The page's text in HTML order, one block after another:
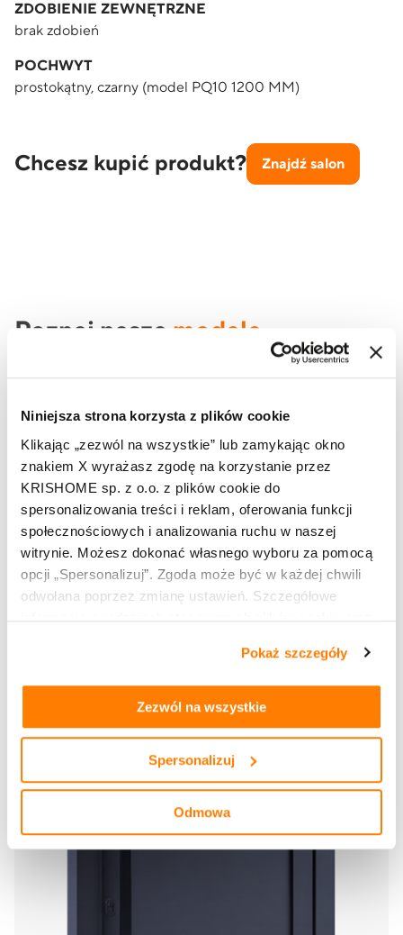
Niniejsza strona korzysta z plików cookie
Klikając „zezwól na wszystkie” lub zamykając okno
znakiem X wyrażasz zgodę na korzystanie przez
KRISHOME sp. z o.o. z plików cookie do
spersonalizowania treści i reklam, oferowania funkcji
społecznościowych i analizowania ruchu w naszej
witrynie. Możesz dokonać własnego wyboru za pomocą
opcji „Spersonalizuj”. Zgoda może być w każdej chwili
odwołana poprzez zmianę ustawień. Szczegółowe
informacje o rodzajach stosowanych plików cookie oraz
tym, jak korzystasz z naszej witryny, znajdziesz w
zakładkach „szczegóły”, „o plikach cookie” orazPolityce
prywatności i cookies.
Pokaż szczegóły
Zezwól na wszystkie
Spersonalizuj
Odmowa
ZDOBIENIE ZEWNĘTRZNE
brak zdobień
POCHWYT
prostokątny, czarny (model PQ10 1200 MM)
Chcesz kupić produkt? Znajdź salon
Poznaj nasze modele
Zobacz pełną ofertę naszych produktów dla Twojego
Zobacz pozostałe